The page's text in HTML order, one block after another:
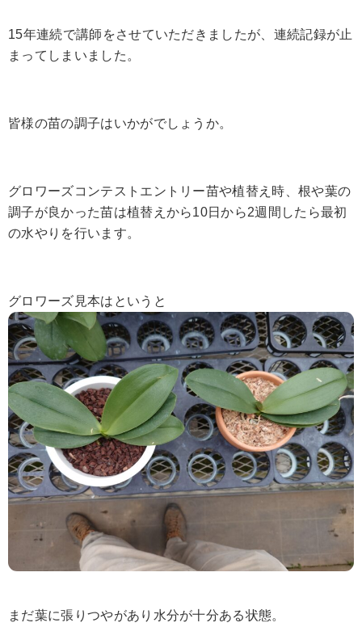
15年連続で講師をさせていただきましたが、連続記録が止
まってしまいました。
皆様の苗の調子はいかがでしょうか。
グロワーズコンテストエントリー苗や植替え時、根や葉の
調子が良かった苗は植替えから10日から2週間したら最初
の水やりを行います。
グロワーズ見本はというと
まだ葉に張りつやがあり水分が十分ある状態。